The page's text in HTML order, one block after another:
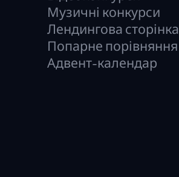
Музичні конкурси
Лендингова сторінка
Попарне порівняння
Адвент-календар